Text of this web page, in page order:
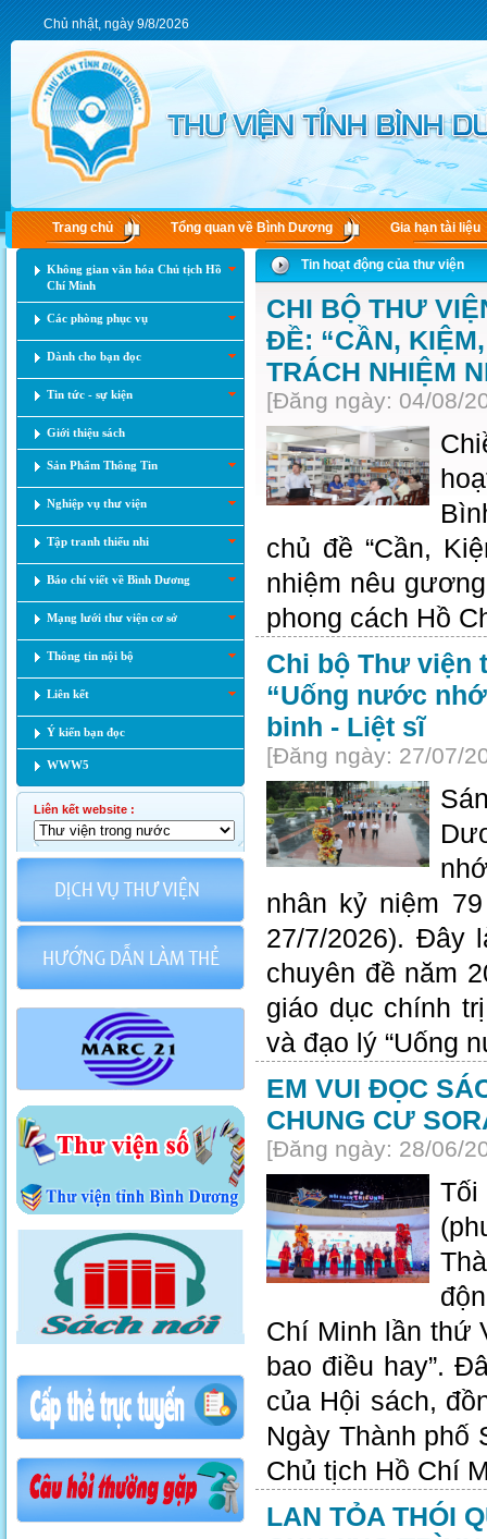
Chủ nhật, ngày 9/8/2026
Trang chủ Tổng quan về Bình Dương Gia hạn tài liệu
Không gian văn hóa Chủ tịch Hồ
Chí Minh
Các phòng phục vụ
Dành cho bạn đọc
Tin tức - sự kiện
Giới thiệu sách
Sản Phẩm Thông Tin
Nghiệp vụ thư viện
Tập tranh thiếu nhi
Báo chí viết về Bình Dương
Mạng lưới thư viện cơ sở
Thông tin nội bộ
Liên kết
Ý kiến bạn đọc
WWW5
Liên kết website :
Tin hoạt động của thư viện
CHI BỘ THƯ
ĐỀ: “CẦN,
TRÁCH NHIỆM
[Đăng ngày: 04/08/
chủ đề “Cần,
nhiệm nêu
phong cách Hồ
Chi bộ Thư viện
“Uống nước
binh - Liệt sĩ
[Đăng ngày: 27/07/
nhân kỷ niệm
27/7/2026). Đây
chuyên đề năm
giáo dục chính
và đạo lý “Uống
EM VUI ĐỌC
CHUNG CƯ
[Đăng ngày: 28/06/
Chí Minh lần thứ
bao điều hay”.
của Hội sách,
Ngày Thành phố
Chủ tịch Hồ Chí
LAN TỎA THÓI